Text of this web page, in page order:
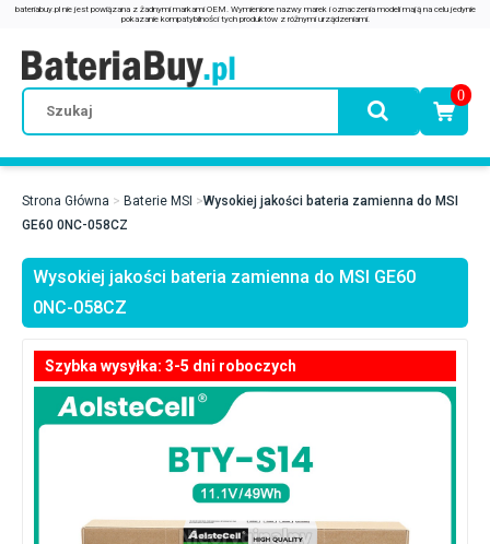
0
Strona Główna Baterie MSI
Wysokiej jakości bateria zamienna do MSI
GE60 0NC-058CZ
Wysokiej jakości bateria zamienna do MSI GE60
0NC-058CZ
Szybka wysyłka: 3-5 dni roboczych